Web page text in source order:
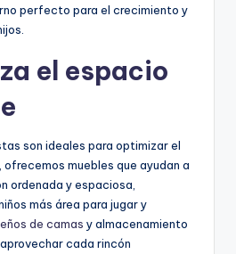
perfecto para el crecimiento y
el espacio
son ideales para optimizar el
ofrecemos muebles que ayudan a
ordenada y espaciosa,
más área para jugar y
de camas y almacenamiento
cada rincón